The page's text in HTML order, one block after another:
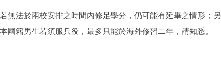
若無法於兩校安排之時間內修足學分，仍可能有延畢之情形；另
本國籍男生若須服兵役，最多只能於海外修習二年，請知悉。